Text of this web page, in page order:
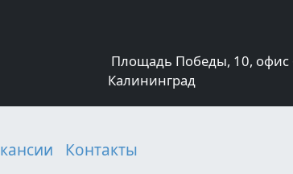
Площадь Победы, 10, офис
Калининград
Контакты